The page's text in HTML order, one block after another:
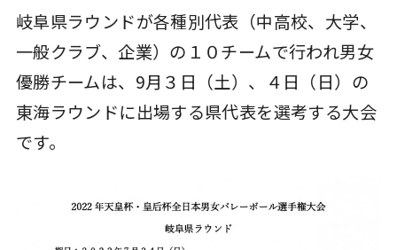
岐阜県ラウンドが各種別代表（中高校、大学、
一般クラブ、企業）の１０チームで行われ男女
優勝チームは、9月３日（土）、４日（日）の
東海ラウンドに出場する県代表を選考する大会
です。